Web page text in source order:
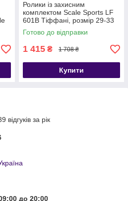
Ролики із захисним
комплектом Scale Sports LF
601B Тіффані, розмір 29-33
Готово до відправки
1 415 ₴ 1 708 ₴
Купити
за рік
до 20:00